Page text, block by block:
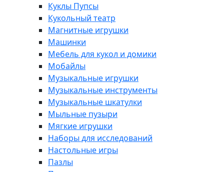
Куклы Пупсы
Кукольный театр
Магнитные игрушки
Машинки
Мебель для кукол и домики
Мобайлы
Музыкальные игрушки
Музыкальные инструменты
Музыкальные шкатулки
Мыльные пузыри
Мягкие игрушки
Наборы для исследований
Настольные игры
Пазлы